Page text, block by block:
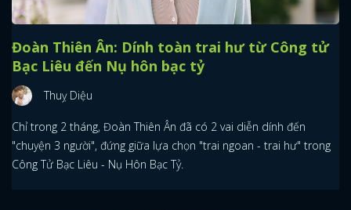
Đoàn Thiên Ân: Dính toàn trai hư từ Công tử
Bạc Liêu đến Nụ hôn bạc tỷ
Thuỵ Diệu
Chỉ trong 2 tháng, Đoàn Thiên Ân đã có 2 vai diễn dính đến
"chuyện 3 người", đứng giữa lựa chọn "trai ngoan - trai hư" trong
Công Tử Bạc Liêu - Nụ Hôn Bạc Tỷ.